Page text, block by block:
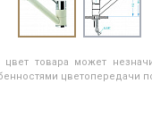
товара может
цветопередачи